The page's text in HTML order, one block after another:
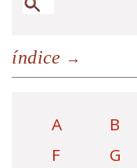
índice
A B
F
G